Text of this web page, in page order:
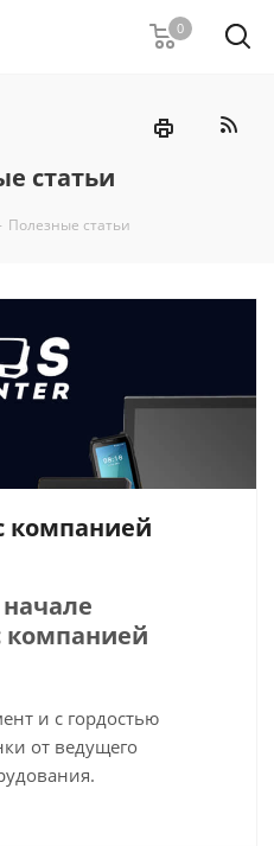
0
статьи
Полезные статьи
компанией
компанией
и с гордостью
от ведущего